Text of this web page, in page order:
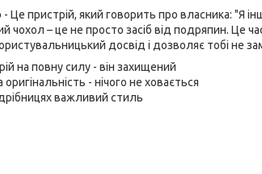
- Це пристрій, який говорить про власника: "Я
чохол – це не просто засіб від подряпин. Це
досвід і дозволяє тобі не
на повну силу - він захищений
- нічого не ховається
важливий стиль